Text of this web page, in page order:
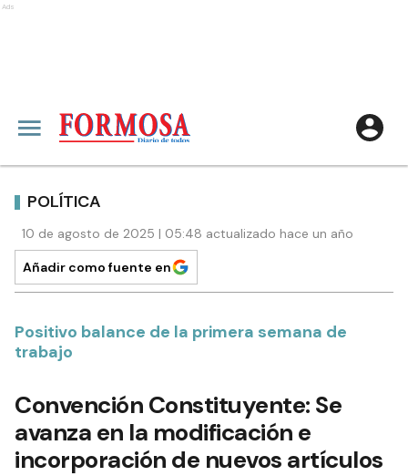
Ads
POLÍTICA
10 de agosto de 2025 | 05:48 actualizado hace un año
Añadir como fuente en
Positivo balance de la primera semana de
trabajo
Convención Constituyente: Se
avanza en la modificación e
incorporación de nuevos artículos